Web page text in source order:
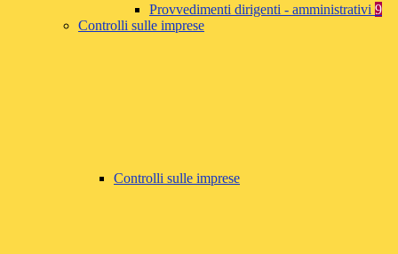
Provvedimenti dirigenti - amministrativi 9
Controlli sulle imprese
Controlli sulle imprese